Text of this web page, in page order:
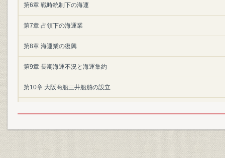
第6章 戦時統制下の海運
第7章 占領下の海運業
第8章 海運業の復興
第9章 長期海運不況と海運集約
第10章 大阪商船三井船舶の設立
第12章 激変する環境への対応―低成長経済のなかでの経営
索引